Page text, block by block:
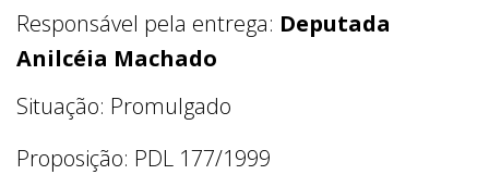
Responsável pela entrega: Deputada
Anilcéia Machado
Situação: Promulgado
Proposição: PDL 177/1999